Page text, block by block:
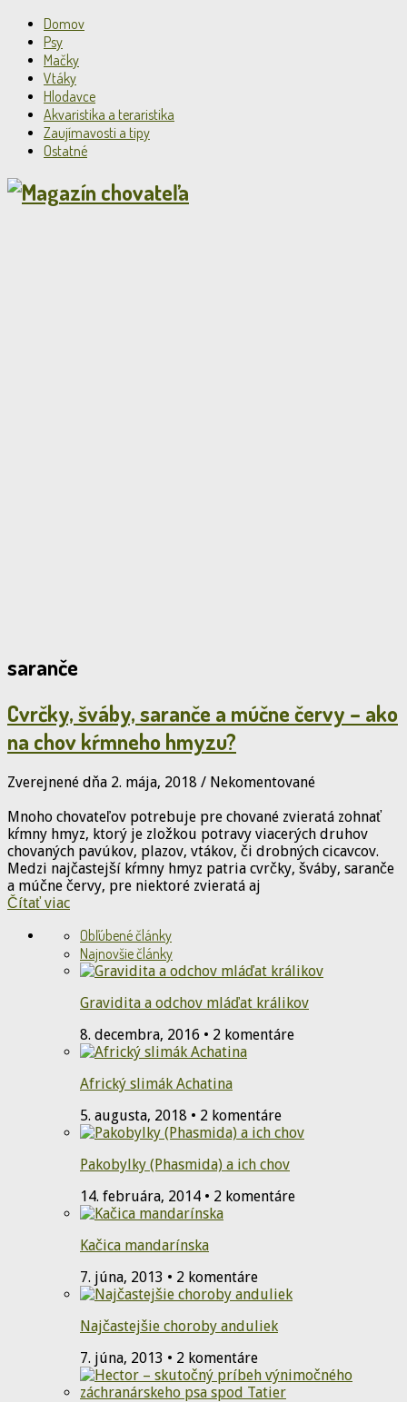
Domov
Psy
Mačky
Vtáky
Hlodavce
Akvaristika a teraristika
Zaujímavosti a tipy
Ostatné
saranče
Cvrčky, šváby, saranče a múčne červy – ako
na chov kŕmneho hmyzu?
Zverejnené dňa 2. mája, 2018 / Nekomentované
Mnoho chovateľov potrebuje pre chované zvieratá zohnať
kŕmny hmyz, ktorý je zložkou potravy viacerých druhov
chovaných pavúkov, plazov, vtákov, či drobných cicavcov.
Medzi najčastejší kŕmny hmyz patria cvrčky, šváby, saranče
a múčne červy, pre niektoré zvieratá aj
Čítať viac
Obľúbené články
Najnovšie články
Gravidita a odchov mláďat králikov
8. decembra, 2016 • 2 komentáre
Africký slimák Achatina
5. augusta, 2018 • 2 komentáre
Pakobylky (Phasmida) a ich chov
14. februára, 2014 • 2 komentáre
Kačica mandarínska
7. júna, 2013 • 2 komentáre
Najčastejšie choroby anduliek
7. júna, 2013 • 2 komentáre